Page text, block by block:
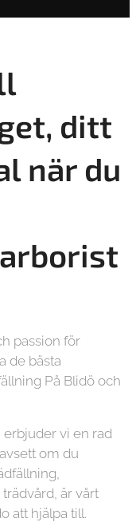
ditt
när du
passion för
de bästa
På Blidö och
erbjuder vi en rad
om du
är vårt
att hjälpa till.